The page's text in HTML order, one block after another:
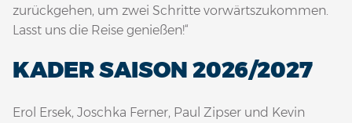
zurückgehen, um zwei Schritte vorwärtszukommen.
Lasst uns die Reise genießen!“
KADER SAISON 2026/2027
Erol Ersek, Joschka Ferner, Paul Zipser und Kevin